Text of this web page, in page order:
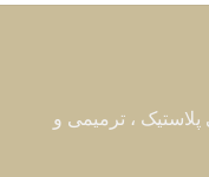
، ترمیمی و